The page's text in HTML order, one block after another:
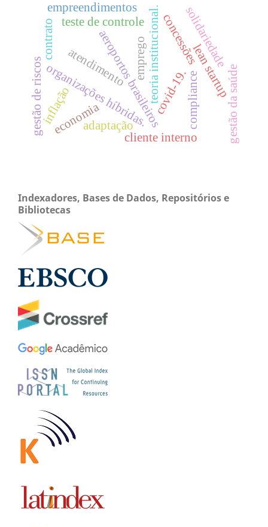
covid-19.
concessões
aeroportos brasileiros
organizações híbridas.teoria institucional.
teste de controle
gestão de riscos compliance
lean startup
adaptação gestão da saúde
atendimento solidariedade
empreendimentos
economia
emprego
contrato
inflação
cliente interno
Indexadores, Bases de Dados, Repositórios e
Bibliotecas